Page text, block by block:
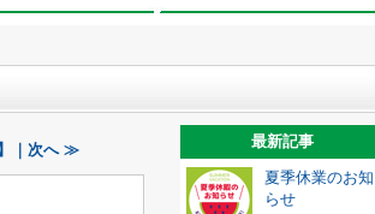
｜次へ ≫
最新記事
夏季休業のお知
らせ